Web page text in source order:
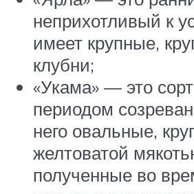
неприхотливый к
имеет крупные,
клубни;
«Укама» — это
периодом
него овальные,
желтоватой
полученные во